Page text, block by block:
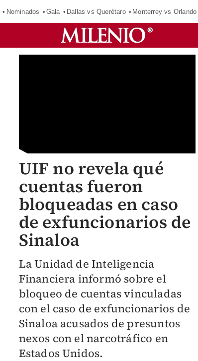
Nominados Gala Dallas vs Querétaro Monterrey vs Orlando
UIF no revela qué
cuentas fueron
bloqueadas en caso
de exfuncionarios de
Sinaloa
La Unidad de Inteligencia
Financiera informó sobre el
bloqueo de cuentas vinculadas
con el caso de exfuncionarios de
Sinaloa acusados de presuntos
nexos con el narcotráfico en
Estados Unidos.